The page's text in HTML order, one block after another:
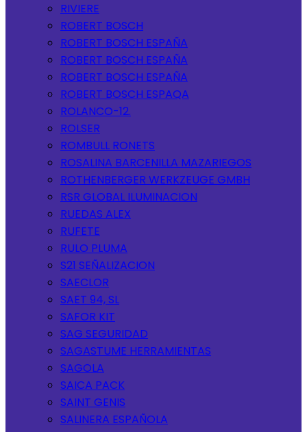
RIVIERE
ROBERT BOSCH
ROBERT BOSCH ESPAÑA
ROBERT BOSCH ESPAÑA
ROBERT BOSCH ESPAÑA
ROBERT BOSCH ESPAQA
ROLANCO-12.
ROLSER
ROMBULL RONETS
ROSALINA BARCENILLA MAZARIEGOS
ROTHENBERGER WERKZEUGE GMBH
RSR GLOBAL ILUMINACION
RUEDAS ALEX
RUFETE
RULO PLUMA
S21 SEÑALIZACION
SAECLOR
SAET 94, SL
SAFOR KIT
SAG SEGURIDAD
SAGASTUME HERRAMIENTAS
SAGOLA
SAICA PACK
SAINT GENIS
SALINERA ESPAÑOLA